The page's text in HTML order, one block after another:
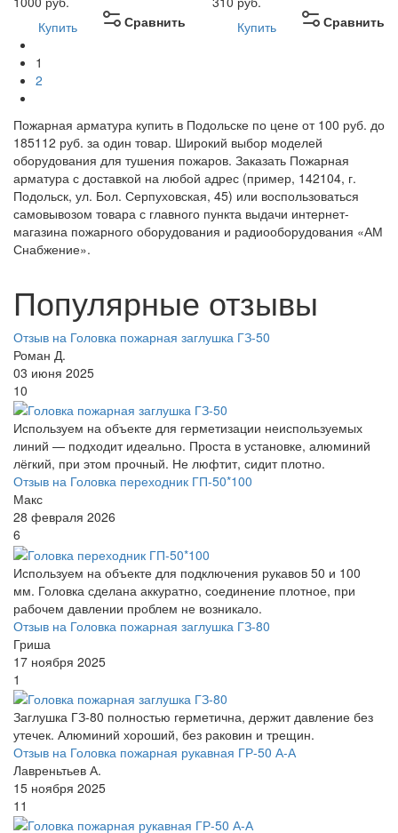
Сравнить
Купить
Сравнить
Купить
1
2
Пожарная арматура купить в Подольске по цене от 100 руб. до
185112 руб. за один товар. Широкий выбор моделей
оборудования для тушения пожаров. Заказать Пожарная
арматура с доставкой на любой адрес (пример, 142104, г.
Подольск, ул. Бол. Серпуховская, 45) или воспользоваться
самовывозом товара с главного пункта выдачи интернет-
магазина пожарного оборудования и радиооборудования «АМ
Снабжение».
Популярные отзывы
Отзыв на Головка пожарная заглушка ГЗ-50
Роман Д.
03 июня 2025
10
Используем на объекте для герметизации неиспользуемых
линий — подходит идеально. Проста в установке, алюминий
лёгкий, при этом прочный. Не люфтит, сидит плотно.
Отзыв на Головка переходник ГП-50*100
Макс
28 февраля 2026
6
Используем на объекте для подключения рукавов 50 и 100
мм. Головка сделана аккуратно, соединение плотное, при
рабочем давлении проблем не возникало.
Отзыв на Головка пожарная заглушка ГЗ-80
Гриша
17 ноября 2025
1
Заглушка ГЗ-80 полностью герметична, держит давление без
утечек. Алюминий хороший, без раковин и трещин.
Отзыв на Головка пожарная рукавная ГР-50 А-А
Лавреньтьев А.
15 ноября 2025
11